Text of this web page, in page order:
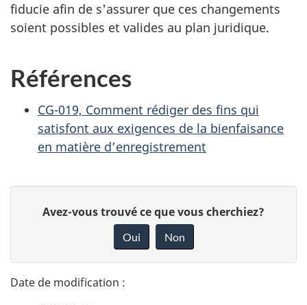
fiducie afin de s'assurer que ces changements
soient possibles et valides au plan juridique.
Références
CG-019, Comment rédiger des fins qui
satisfont aux exigences de la bienfaisance
en matière d’enregistrement
t
a
n
Avez-vous trouvé ce que vous cherchiez?
Oui Non